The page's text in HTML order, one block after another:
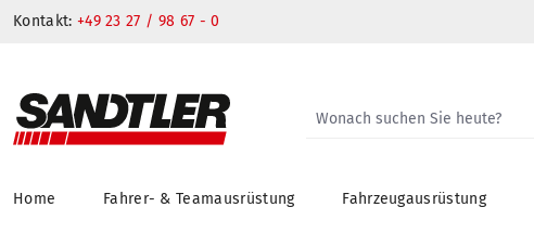
Kontakt: +49 23 27 / 98 67 - 0
Home Fahrer- & Teamausrüstung Fahrzeugausrüstung